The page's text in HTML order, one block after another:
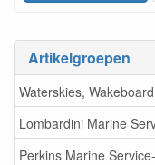
Artikelgroepen
Waterskies,
Lombardini Marine
Perkins Marine